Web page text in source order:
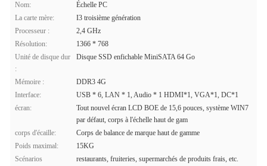
Nom:
Échelle PC
La carte mère:
I3 troisième génération
Processeur :
2,4 GHz
Résolution:
1366 * 768
Unité de disque dur
:
Disque SSD enfichable MiniSATA 64 Go
Mémoire :
DDR3 4G
Interface:
USB * 6, LAN * 1, Audio * 1 HDMI*1, VGA*1, DC*1
écran:
Tout nouvel écran LCD BOE de 15,6 pouces, système WIN7
par défaut, corps à l'échelle haut de gam
corps d'écaille:
Corps de balance de marque haut de gamme
Poids maximal:
15KG
Scénarios
restaurants, fruiteries, supermarchés de produits frais, etc.